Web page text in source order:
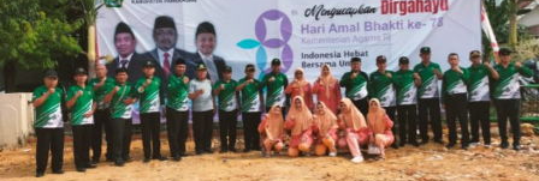
Gaya Hidup
Kesehatan Kuliner
Otomotif